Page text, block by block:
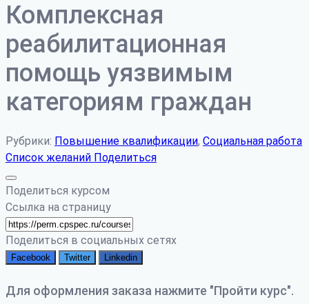
Комплексная
реабилитационная
помощь уязвимым
категориям граждан
Рубрики: Повышение квалификации, Социальная работа
Список желаний Поделиться
Поделиться курсом
Ссылка на страницу
Поделиться в социальных сетях
Facebook Twitter Linkedin
Для оформления заказа нажмите "Пройти курс".